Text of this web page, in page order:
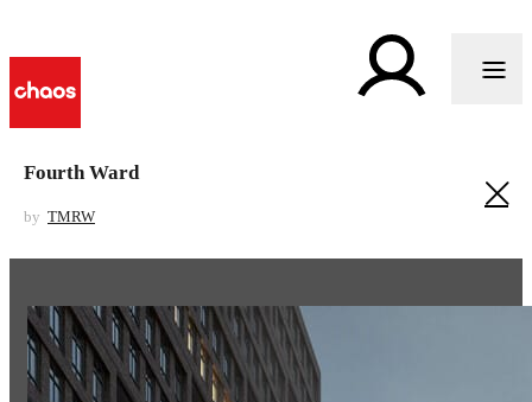
Fourth Ward
by TMRW